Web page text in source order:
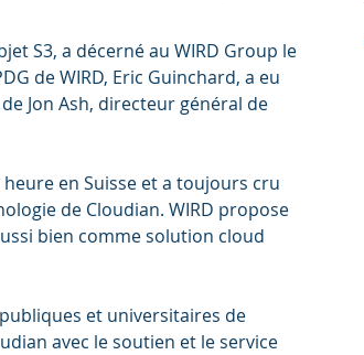
S3, a décerné au WIRD Group le
de WIRD, Eric Guinchard, a eu
Jon Ash, directeur général de
en Suisse et a toujours cru
de Cloudian. WIRD propose
bien comme solution cloud
et universitaires de
avec le soutien et le service